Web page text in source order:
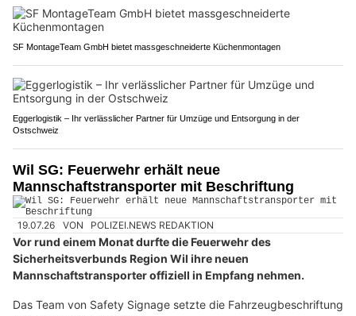
SF MontageTeam GmbH bietet massgeschneiderte Küchenmontagen
Eggerlogistik – Ihr verlässlicher Partner für Umzüge und Entsorgung in der
Ostschweiz
Wil SG: Feuerwehr erhält neue
Mannschaftstransporter mit Beschriftung
19.07.26 VON POLIZEI.NEWS REDAKTION
Vor rund einem Monat durfte die Feuerwehr des
Sicherheitsverbunds Region Wil ihre neuen
Mannschaftstransporter offiziell in Empfang nehmen.
Das Team von Safety Signage setzte die Fahrzeugbeschriftung